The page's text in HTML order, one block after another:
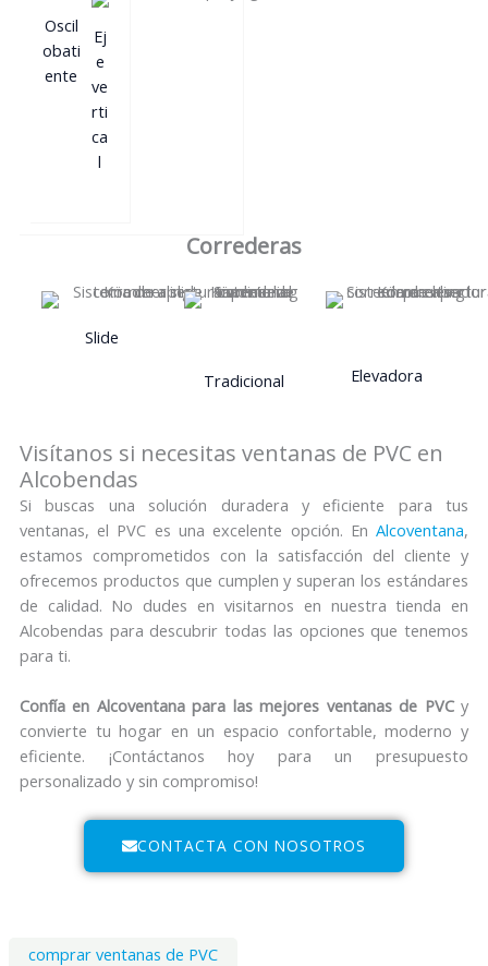
Oscil
obati
ente
Ej
e
ve
rti
ca
l
Correderas
Slide
Tradicional
Elevadora
Visítanos si necesitas ventanas de PVC en
Alcobendas
Si buscas una solución duradera y eficiente para tus
ventanas, el PVC es una excelente opción. EnAlcoventana,
estamos comprometidos con la satisfacción del cliente y
ofrecemos productos que cumplen y superan los estándares
de calidad. No dudes en visitarnos en nuestra tienda en
Alcobendas para descubrir todas las opciones que tenemos
para ti.
Confía en Alcoventana para las mejores ventanas de PVCy
convierte tu hogar en un espacio confortable, moderno y
eficiente. ¡Contáctanos hoy para un presupuesto
personalizado y sin compromiso!
CONTACTA CON NOSOTROS
comprar ventanas de PVC